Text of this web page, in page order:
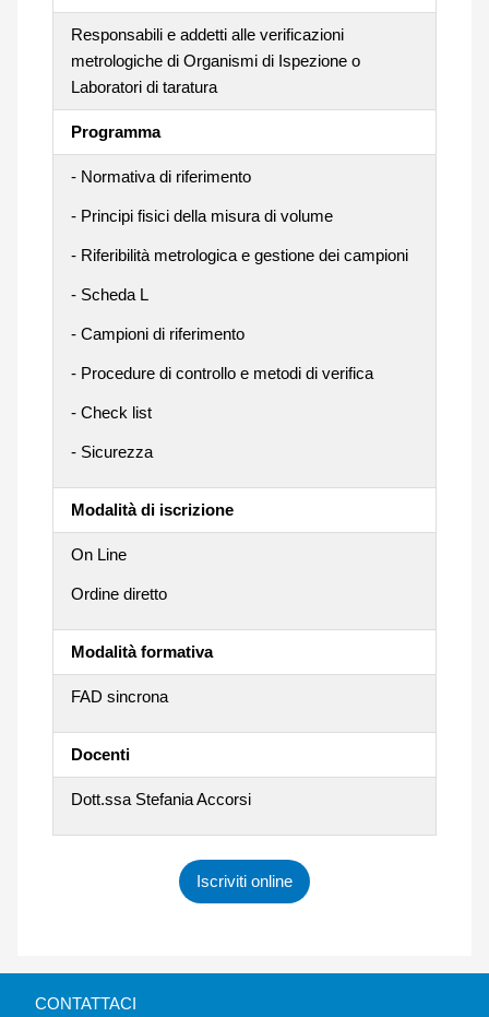
Responsabili e addetti alle verificazioni
metrologiche di Organismi di Ispezione o
Laboratori di taratura
Programma
- Normativa di riferimento
- Principi fisici della misura di volume
- Riferibilità metrologica e gestione dei campioni
- Scheda L
- Campioni di riferimento
- Procedure di controllo e metodi di verifica
- Check list
- Sicurezza
Modalità di iscrizione
On Line
Ordine diretto
Modalità formativa
FAD sincrona
Docenti
Dott.ssa Stefania Accorsi
Iscriviti online
CONTATTACI